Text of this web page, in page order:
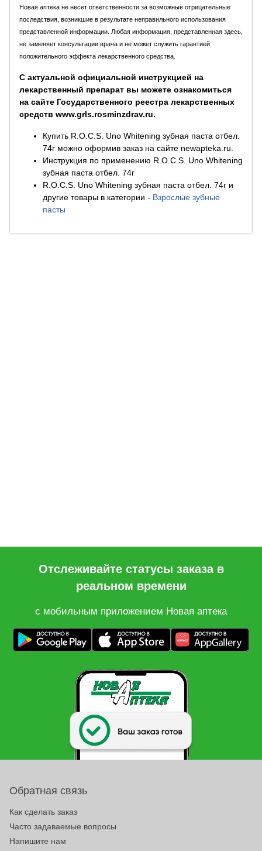
Новая аптека не несет ответственности за возможные отрицательные
последствия, возникшие в результате неправильного использования
представленной информации. Любая информация, представленная здесь,
не заменяет консультации врача и не может служить гарантией
положительного эффекта лекарственного средства.
С актуальной официальной инструкцией на
лекарственный препарат вы можете ознакомиться
на сайте Государственного реестра лекарственных
средств www.grls.rosminzdrav.ru.
Купить R.O.C.S. Uno Whitening зубная паста отбел.
74г можно оформив заказ на сайте newapteka.ru.
Инструкция по применению R.O.C.S. Uno Whitening
зубная паста отбел. 74г
R.O.C.S. Uno Whitening зубная паста отбел. 74г и
другие товары в категории - Взрослые зубные
пасты
Отслеживайте статусы заказа в
реальном времени
с мобильным приложением Новая аптека
Обратная связь
Как сделать заказ
Часто задаваемые вопросы
Напишите нам